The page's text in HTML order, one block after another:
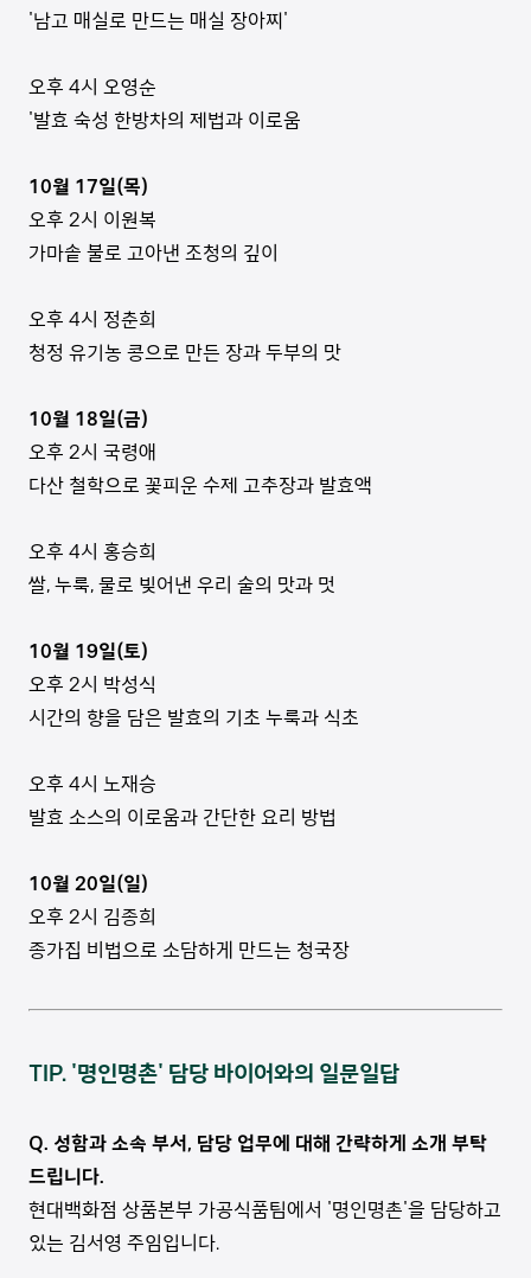
'남고 매실로 만드는 매실 장아찌'
오후 4시 오영순
'발효 숙성 한방차의 제법과 이로움
10월 17일(목)
오후 2시 이원복
가마솥 불로 고아낸 조청의 깊이
오후 4시 정춘희
청정 유기농 콩으로 만든 장과 두부의 맛
10월 18일(금)
오후 2시 국령애
다산 철학으로 꽃피운 수제 고추장과 발효액
오후 4시 홍승희
쌀, 누룩, 물로 빚어낸 우리 술의 맛과 멋
10월 19일(토)
오후 2시 박성식
시간의 향을 담은 발효의 기초 누룩과 식초
오후 4시 노재승
발효 소스의 이로움과 간단한 요리 방법
10월 20일(일)
오후 2시 김종희
종가집 비법으로 소담하게 만드는 청국장
TIP. '명인명촌' 담당 바이어와의 일문일답
Q. 성함과 소속 부서, 담당 업무에 대해 간략하게 소개 부탁
드립니다.
현대백화점 상품본부 가공식품팀에서 '명인명촌'을 담당하고
있는 김서영 주임입니다.